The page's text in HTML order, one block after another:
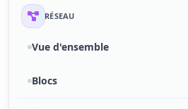
RÉSEAU
Vue d'ensemble
Blocs